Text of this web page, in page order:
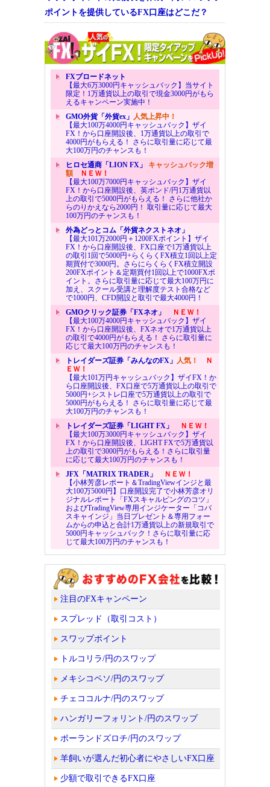
ポイントを提供しているFX口座はどこだ？
FXブロードネット
【最大6万3000円キャッシュバック】当サイト
限定！1万通貨以上の取引で現金3000円がもら
えるキャンペーン実施中！
GMO外貨「外貨ex」 人気上昇中！
【最大100万4000円キャッシュバック】ザイ
FX！から口座開設後、1万通貨以上の取引で
4000円がもらえる！ さらに取引量に応じて最
大100万円のチャンスも！
ヒロセ通商「LION FX」 キャッシュバック増
額ＮＥＷ！
【最大100万7000円キャッシュバック】ザイ
FX！から口座開設後、英ポンド/円1万通貨以
上の取引で5000円がもらえる！ さらに他社か
らのりかえなら2000円！ 取引量に応じて最大
100万円のチャンスも！
外為どっとコム「外貨ネクストネオ」
【最大101万2000円＋1200FXポイント】ザイ
FX！から口座開設後、FX口座で1万通貨以上
の取引1回で5000円+らくらくFX積立1回以上定
期買付で3000円。さらにらくらくFX積立開設
200FXポイント＆定期買付1回以上で1000FXポ
イント。さらに取引量に応じて最大100万円に
加え、スクール受講と理解度テスト合格など
で1000円、CFD開設と取引で最大4000円！
GMOクリック証券「FXネオ」
ＮＥＷ！
【最大100万4000円キャッシュバック】ザイ
FX！から口座開設後、FXネオで1万通貨以上
の取引で4000円がもらえる！ さらに取引量に
応じて最大100万円のチャンスも！
トレイダーズ証券「みんなのFX」 人気！
Ｎ
ＥＷ！
【最大101万円キャッシュバック】ザイFX！か
ら口座開設後、FX口座で5万通貨以上の取引で
5000円+シストレ口座で5万通貨以上の取引で
5000円がもらえる！ さらに取引量に応じて最
大100万円のチャンスも！
トレイダーズ証券「LIGHT FX」
ＮＥＷ！
【最大100万3000円キャッシュバック】ザイ
FX！から口座開設後、LIGHT FXで5万通貨以
上の取引で3000円がもらえる！さらに取引量
に応じて最大100万円のチャンスも！
JFX「MATRIX TRADER」
ＮＥＷ！
【小林芳彦レポート＆TradingViewインジと最
大100万5000円】口座開設完了で小林芳彦オリ
ジナルレポート「FXスキャルピングのコツ」
およびTradingView専用インジケーター「コバ
スキャインジ」当日プレゼント＆専用フォー
ムからの申込と合計1万通貨以上の新規取引で
5000円キャッシュバック！さらに取引量に応
じて最大100万円のチャンスも！
注目のFXキャンペーン
スプレッド（取引コスト）
スワップポイント
トルコリラ/円のスワップ
メキシコペソ/円のスワップ
チェココルナ/円のスワップ
ハンガリーフォリント/円のスワップ
ポーランドズロチ/円のスワップ
羊飼いが選んだ初心者にやさしいFX口座
少額で取引できるFX口座